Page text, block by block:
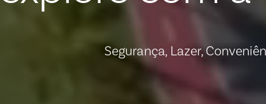
Segurança, Lazer,